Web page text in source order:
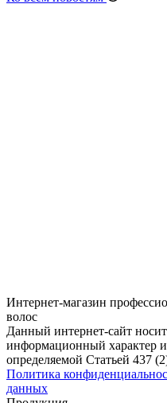
Интернет-магазин
волос
Данный интернет-сайт
информационный характер
определяемой Статьей 437
Политика
данных